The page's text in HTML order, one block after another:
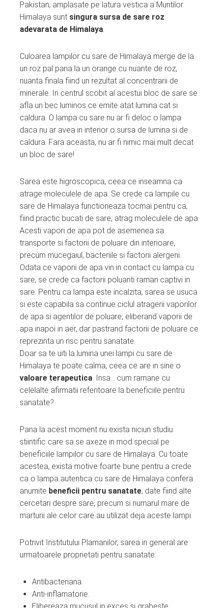
Pakistan, amplasate pe latura vestica a Muntilor
Himalaya sunt singura sursa de sare roz
adevarata de Himalaya.
Culoarea lampilor cu sare de Himalaya merge de la
un roz pal pana la un orange cu nuante de roz,
nuanta finala fiind un rezultat al concentrarii de
minerale. In centrul scobit al acestui bloc de sare se
afla un bec luminos ce emite atat lumina cat si
caldura. O lampa cu sare nu ar fi deloc o lampa
daca nu ar avea in interior o sursa de lumina si de
caldura. Fara aceasta, nu ar fi nimic mai mult decat
un bloc de sare!
Sarea este higroscopica, ceea ce inseamna ca
atrage moleculele de apa. Se crede ca lampile cu
sare de Himalaya functioneaza tocmai pentru ca,
fiind practic bucati de sare, atrag moleculele de apa.
Acesti vapori de apa pot de asemenea sa
transporte si factorii de poluare din interioare,
precum mucegaiul, bacteriile si factorii alergeni.
Odata ce vaporii de apa vin in contact cu lampa cu
sare, se crede ca factorii poluanti raman captivi in
sare. Pentru ca lampa este incalzita, sarea se usuca
si este capabila sa continue ciclul atragerii vaporilor
de apa si agentilor de poluare, eliberand vaporii de
apa inapoi in aer, dar pastrand factorii de poluare ce
reprezinta un risc pentru sanatate.
Doar sa te uiti la lumina unei lampi cu sare de
Himalaya te poate calma, ceea ce are in sine o
valoare terapeutica. Insa… cum ramane cu
celelalte afirmatii referitoare la beneficiile pentru
sanatate?
Pana la acest moment nu exista niciun studiu
stiintific care sa se axeze in mod special pe
beneficiile lampilor cu sare de Himalaya. Cu toate
acestea, exista motive foarte bune pentru a crede
ca o lampa autentica cu sare de Himalaya confera
anumite beneficii pentru sanatate, date fiind alte
cercetari despre sare, precum si numarul mare de
marturii ale celor care au utilizat deja aceste lampi.
Potrivit Institutului Plamanilor, sarea in general are
urmatoarele proprietati pentru sanatate:
Antibacteriana.
Anti-inflamatorie.